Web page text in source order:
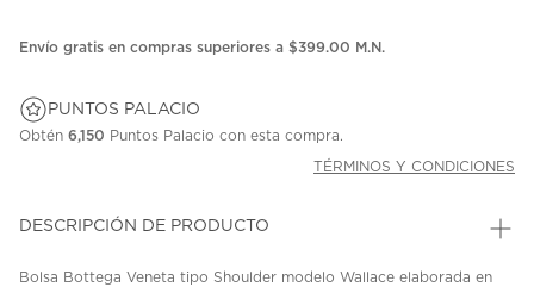
Envío gratis en compras superiores a $399.00 M.N.
PUNTOS PALACIO
Obtén 6,150 Puntos Palacio con esta compra.
TÉRMINOS Y CONDICIONES
DESCRIPCIÓN DE PRODUCTO
Bolsa Bottega Veneta tipo Shoulder modelo Wallace elaborada en